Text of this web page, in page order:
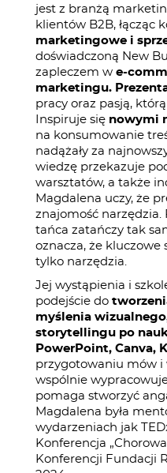
jest z branżą
klientów B2B, łącząc
marketingowe i
doświadczoną New
zapleczem w e-
marketingu.
pracy oraz pasją, którą
Inspiruje się nowymi
na konsumowanie
nadążały za
wiedzę przekazuje
warsztatów, a także
Magdalena uczy, że
znajomość narzędzia.
tańca zatańczy tak
oznacza, że kluczowe
tylko narzędzia.
Jej wystąpienia i
podejście do
myślenia
storytellingu po
PowerPoint, Canva,
przygotowaniu mów i
wspólnie
pomaga stworzyć
Magdalena była
wydarzeniach jak
Konferencja
Konferencji Fundacji